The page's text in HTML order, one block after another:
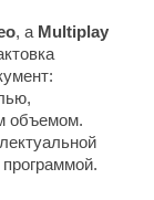
, а Multiplay
объемом.